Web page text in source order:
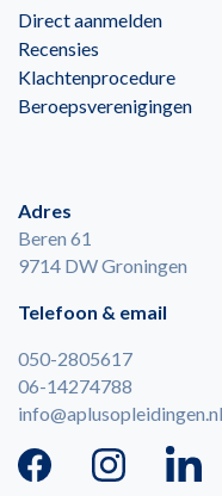
Direct aanmelden
Recensies
Klachtenprocedure
Beroepsverenigingen
Adres
Beren 61
9714 DW Groningen
Telefoon & email
050-2805617
06-14274788
info@aplusopleidingen.nl